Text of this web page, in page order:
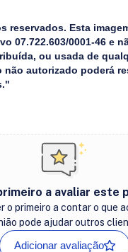
reservados. Esta
07.722.603/0001-46 e
ou usada de
não autorizado poderá
a avaliar este
o primeiro a contar o que
pode ajudar outros
Adicionar avaliação